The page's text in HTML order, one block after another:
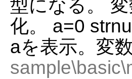
型になる。
化。 a=0
aを表示。変